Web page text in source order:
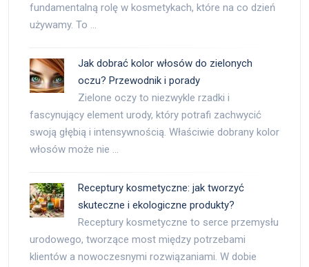
fundamentalną rolę w kosmetykach, które na co dzień
używamy. To …
Jak dobrać kolor włosów do zielonych
oczu? Przewodnik i porady
Zielone oczy to niezwykle rzadki i
fascynujący element urody, który potrafi zachwycić
swoją głębią i intensywnością. Właściwie dobrany kolor
włosów może nie …
Receptury kosmetyczne: jak tworzyć
skuteczne i ekologiczne produkty?
Receptury kosmetyczne to serce przemysłu
urodowego, tworzące most między potrzebami
klientów a nowoczesnymi rozwiązaniami. W dobie